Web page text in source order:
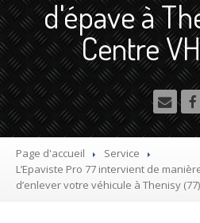
Quoi?
Scooteret Moto
Camion
et Poids Lourd
Utilitaire
Démolisseuragrée VHU gratuit
Mettreà la casse sa voiture
d'épave à
Centre
Page d'accueil
Service
L’Epaviste Pro 77 intervient de
d’enlever votre véhicule à Thenisy (77)